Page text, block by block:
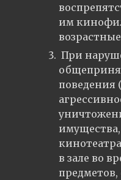
им
При
поведения
в зале во